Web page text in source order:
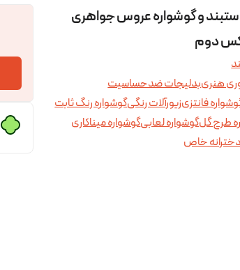
و گوشواره عروس جواهری
دوم
هنریبدلیجات ضدحساسیت
فانتزیزیورآلات رنگیگوشواره رنگ ثابت
طرح گلگوشواره لعابیگوشواره میناکاری
خاص